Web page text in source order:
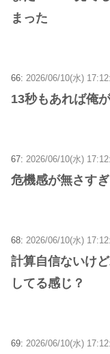
まった
66: 2026/06/10(水)
13秒もあれば俺
67: 2026/06/10(水)
危機感が無さす
68: 2026/06/10(水)
計算自信ないけ
してる感じ？
69: 2026/06/10(水)